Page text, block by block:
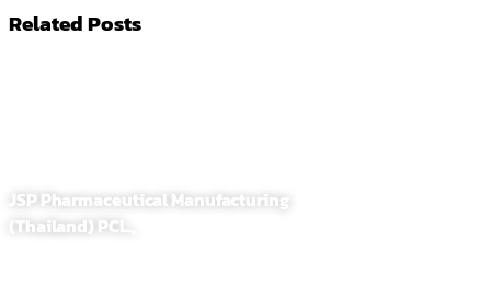
เรื่อง
Related Posts
JSP Pharmaceutical Manufacturing
(Thailand) PCL.,